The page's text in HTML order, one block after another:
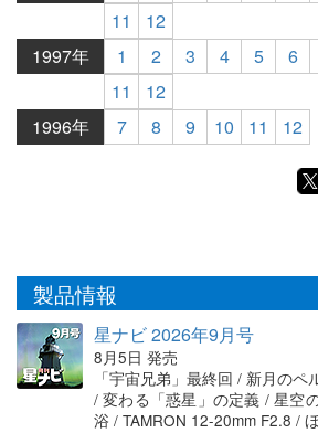
11
12
1997年
1 2 3 4 5 6
11
12
1996年
7 8 9 10 11 12
製品情報
星ナビ 2026年9月号
8月5日 発売
「宇宙兄弟」最終回 / 新月の
/ 変わる「惑星」の定義 / 星空
浴 / TAMRON 12-20mm F2.8 /